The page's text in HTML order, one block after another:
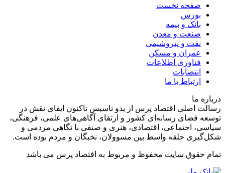
صفحه نخست
بورس
بانک و بیمه
صنعت و معدن
نفت و پتروشیمی
عمران و مسکن
فناوری اطلاعات
انتصابات
ارتباط با ما
درباره ما
رسالت اصلی اقتصاد پرس از بدو تاسیس تاکنون ایفای نقش در
توسعه فضای رسانه‌ای کشور و ارتقای آگاهی‌های علمی، فرهنگی،
سیاسی، اجتماعی، اقتصادی، هنری و صنفی با نگاهی مردمی و
شکل‌گیری حلقه واسط بین مسوولان، نخبگان و مردم بوده است.
تمام حقوق سایت محفوظ و مربوط به اقتصاد پرس می باشد